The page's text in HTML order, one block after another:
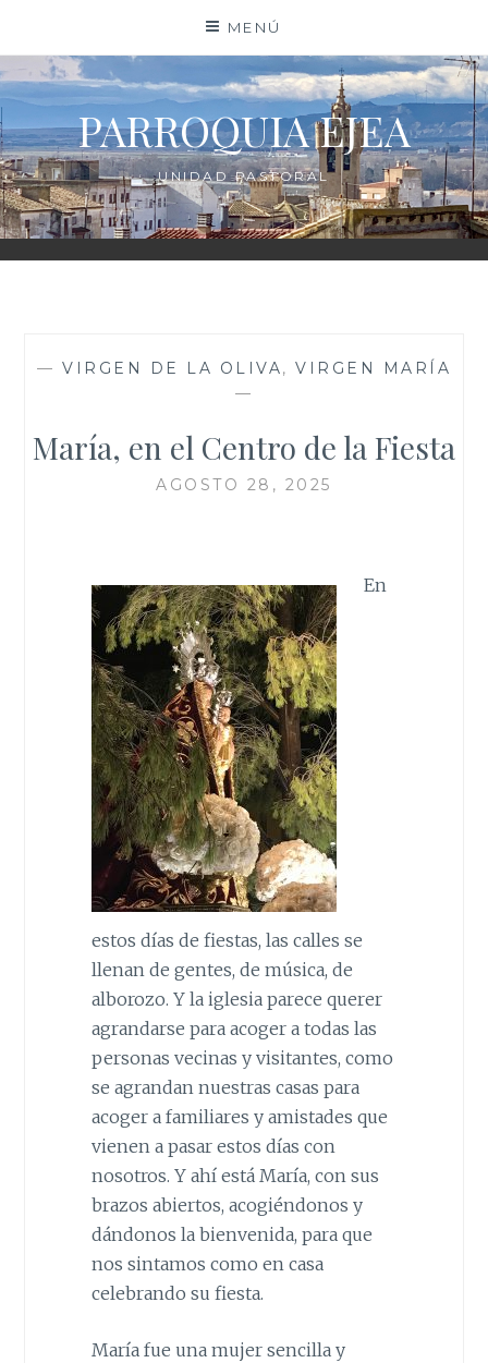
contenido
MENÚ
PARROQUIA EJEA
UNIDAD PASTORAL
— VIRGEN DE LA OLIVA, VIRGEN MARÍA
—
María, en el Centro de la Fiesta
AGOSTO 28, 2025
En
estos días de fiestas, las calles se
llenan de gentes, de música, de
alborozo. Y la iglesia parece querer
agrandarse para acoger a todas las
personas vecinas y visitantes, como
se agrandan nuestras casas para
acoger a familiares y amistades que
vienen a pasar estos días con
nosotros. Y ahí está María, con sus
brazos abiertos, acogiéndonos y
dándonos la bienvenida, para que
nos sintamos como en casa
celebrando su fiesta.
María fue una mujer sencilla y